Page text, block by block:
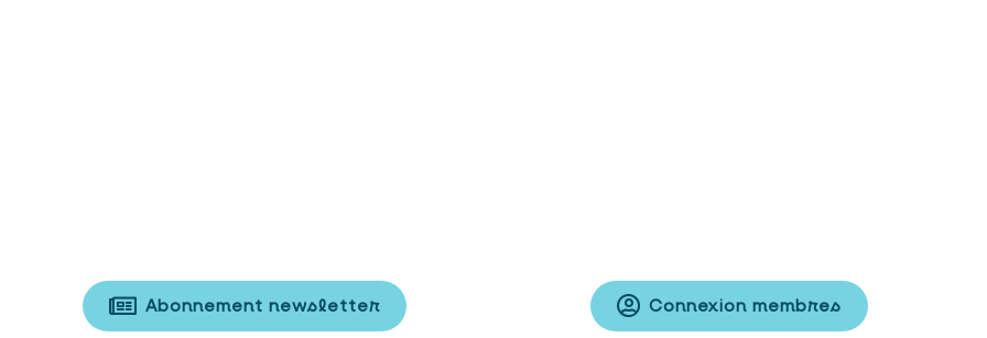
Abonnement newsletter Connexion membres